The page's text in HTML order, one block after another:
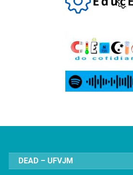
DEAD – UFVJM